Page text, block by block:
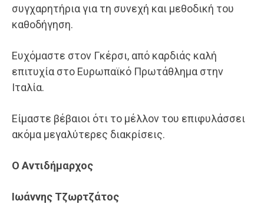
συγχαρητήρια για τη συνεχή και μεθοδική του
καθοδήγηση.
Ευχόμαστε στον Γκέρσι, από καρδιάς καλή
επιτυχία στο Ευρωπαϊκό Πρωτάθλημα στην
Ιταλία.
Είμαστε βέβαιοι ότι το μέλλον του επιφυλάσσει
ακόμα μεγαλύτερες διακρίσεις.
Ο Αντιδήμαρχος
Ιωάννης Τζωρτζάτος